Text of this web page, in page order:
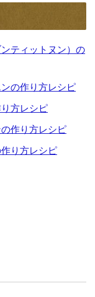
ティットヌン）の
の作り方レシピ
方レシピ
作り方レシピ
り方レシピ